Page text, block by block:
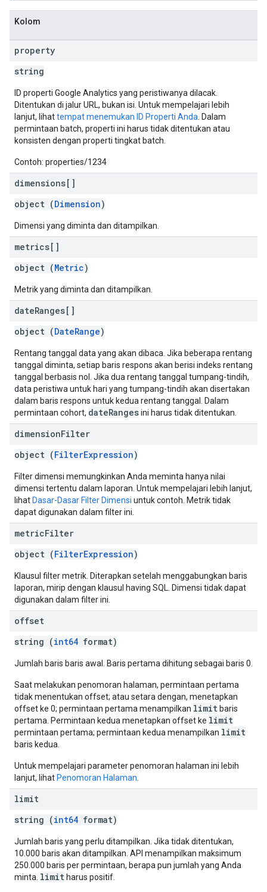
Kolom
property
string
ID properti Google Analytics yang peristiwanya dilacak.
Ditentukan di jalur URL, bukan isi. Untuk mempelajari lebih
lanjut, lihattempat menemukan ID Properti Anda . Dalam
permintaan batch, properti ini harus tidak ditentukan atau
konsisten dengan properti tingkat batch.
Contoh: properties/1234
dimensions[]
object (Dimension)
Dimensi yang diminta dan ditampilkan.
metrics[]
object (Metric)
Metrik yang diminta dan ditampilkan.
dateRanges[]
object (DateRange)
Rentang tanggal data yang akan dibaca. Jika beberapa rentang
tanggal diminta, setiap baris respons akan berisi indeks rentang
tanggal berbasis nol. Jika dua rentang tanggal tumpang-tindih,
data peristiwa untuk hari yang tumpang-tindih akan disertakan
dalam baris respons untuk kedua rentang tanggal. Dalam
permintaan cohort, dateRangesini harus tidak ditentukan.
dimensionFilter
object (FilterExpression)
Filter dimensi memungkinkan Anda meminta hanya nilai
dimensi tertentu dalam laporan. Untuk mempelajari lebih lanjut,
lihat Dasar-Dasar Filter Dimensi untuk contoh. Metrik tidak
dapat digunakan dalam filter ini.
metricFilter
object (FilterExpression)
Klausul filter metrik. Diterapkan setelah menggabungkan baris
laporan, mirip dengan klausul having SQL. Dimensi tidak dapat
digunakan dalam filter ini.
offset
string (int64 format)
Jumlah baris baris awal. Baris pertama dihitung sebagai baris 0.
Saat melakukan penomoran halaman, permintaan pertama
tidak menentukan offset; atau setara dengan, menetapkan
offset ke 0; permintaan pertama menampilkan limit baris
pertama. Permintaan kedua menetapkan offset ke limit
permintaan pertama; permintaan kedua menampilkan limit
baris kedua.
Untuk mempelajari parameter penomoran halaman ini lebih
lanjut, lihat Penomoran Halaman
limit
string (int64 format)
Jumlah baris yang perlu ditampilkan. Jika tidak ditentukan,
10.000 baris akan ditampilkan. API menampilkan maksimum
250.000 baris per permintaan, berapa pun jumlah yang Anda
minta. limit harus positif.